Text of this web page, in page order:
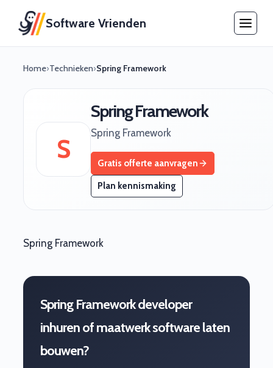
Software Vrienden
Home›Technieken›Spring Framework
S
Spring Framework
Spring Framework
Gratis offerte aanvragen
Plan kennismaking
Spring Framework
Spring Framework developer
inhuren of maatwerk software laten
bouwen?